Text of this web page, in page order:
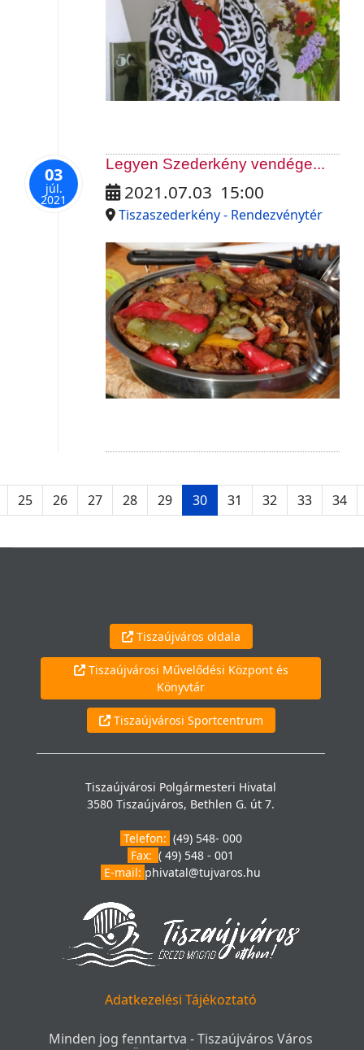
03
júl.
2021
Legyen Szederkény vendége...
2021.07.03 15:00
Tiszaszederkény - Rendezvénytér
25 26 27 28 29 30 31 32 33 34
Tiszaújváros oldala
Tiszaújvárosi Művelődési Központ és
Könyvtár
Tiszaújvárosi Sportcentrum
Tiszaújvárosi Polgármesteri Hivatal
3580 Tiszaújváros, Bethlen G. út 7.
Telefon: (49) 548- 000
Fax: ( 49) 548 - 001
E-mail: phivatal@tujvaros.hu
Adatkezelési Tájékoztató
Minden jog fenntartva - Tiszaújváros Város